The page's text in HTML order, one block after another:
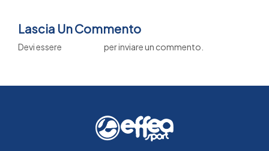
Lascia Un Commento
Devi essere per inviare un commento.